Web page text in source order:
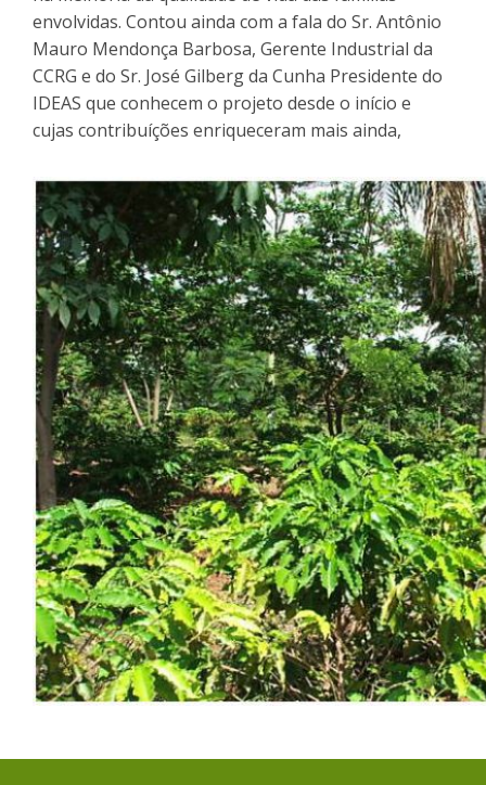
envolvidas. Contou ainda com a fala do Sr. Antônio
Mauro Mendonça Barbosa, Gerente Industrial da
CCRG e do Sr. José Gilberg da Cunha Presidente do
IDEAS que conhecem o projeto desde o início e
cujas contribuíções enriqueceram mais ainda,